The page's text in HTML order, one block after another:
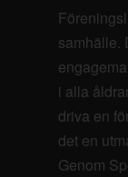
samhälle.
i alla
driva en
det en
Genom